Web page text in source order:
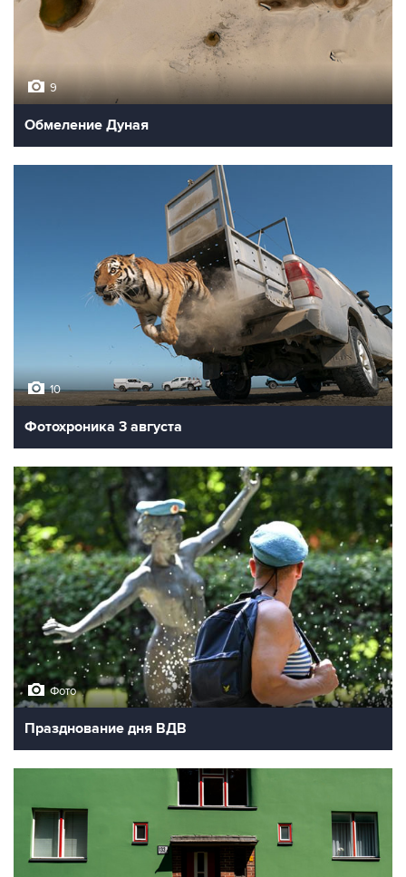
9
Обмеление Дуная
10
Фотохроника 3 августа
Фото
Празднование дня ВДВ